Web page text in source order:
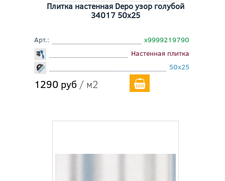
Плитка настенная Depo узор голубой
34017 50x25
Арт.:
х9999219790
Настенная плитка
50x25
1290 руб / м2